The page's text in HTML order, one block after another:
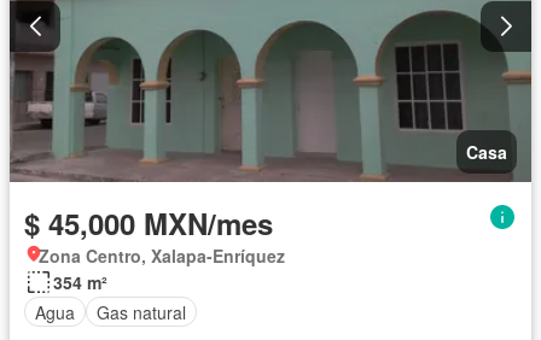
Casa
$ 45,000 MXN/mes
Zona Centro, Xalapa-Enríquez
354 m²
Agua
Gas natural